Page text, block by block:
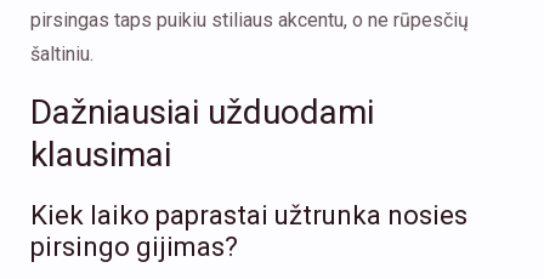
pirsingas taps puikiu stiliaus akcentu, o ne rūpesčių
šaltiniu.
Dažniausiai užduodami
klausimai
Kiek laiko paprastai užtrunka nosies
pirsingo gijimas?